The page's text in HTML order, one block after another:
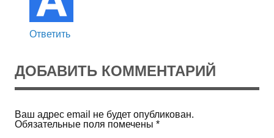
Ответить
ДОБАВИТЬ КОММЕНТАРИЙ
Ваш адрес email не будет опубликован.
Обязательные поля помечены *